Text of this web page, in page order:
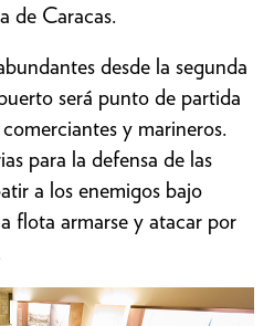
de Caracas.
desde la segunda
será punto de partida
y marineros.
para la defensa de las
a los enemigos bajo
flota armarse y atacar por